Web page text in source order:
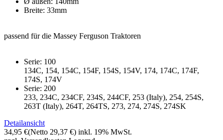
Breite: 33mm
passend für die Massey Ferguson Traktoren
Serie: 100
134C, 154, 154C, 154F, 154S, 154V, 174, 174C, 174F,
174S, 174V
Serie: 200
233, 234C, 234CF, 234S, 244CF, 253 (Italy), 254, 254S,
263T (Italy), 264T, 264TS, 273, 274, 274S, 274SK
Detailansicht
34,95 €(Netto 29,37 €) inkl. 19% MwSt.